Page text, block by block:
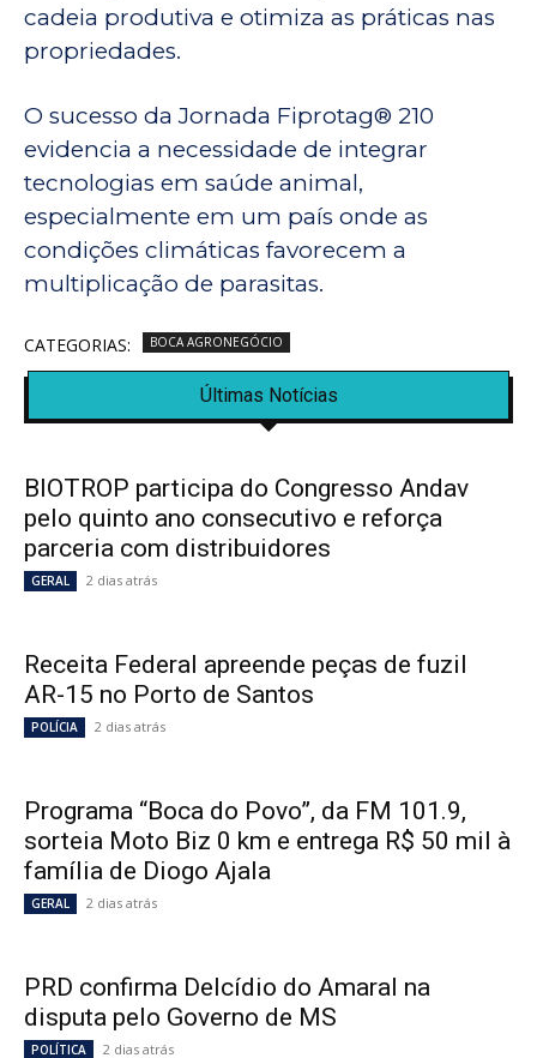
cadeia produtiva e otimiza as práticas nas
propriedades.
O sucesso da Jornada Fiprotag® 210
evidencia a necessidade de integrar
tecnologias em saúde animal,
especialmente em um país onde as
condições climáticas favorecem a
multiplicação de parasitas.
CATEGORIAS: BOCA AGRONEGÓCIO
Últimas Notícias
BIOTROP participa do Congresso Andav
pelo quinto ano consecutivo e reforça
parceria com distribuidores
GERAL 2 dias atrás
Receita Federal apreende peças de fuzil
AR-15 no Porto de Santos
POLÍCIA 2 dias atrás
Programa “Boca do Povo”, da FM 101.9,
sorteia Moto Biz 0 km e entrega R$ 50 mil à
família de Diogo Ajala
GERAL 2 dias atrás
PRD confirma Delcídio do Amaral na
disputa pelo Governo de MS
POLÍTICA 2 dias atrás